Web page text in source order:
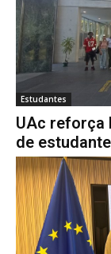
Estudantes
UAc reforça
de